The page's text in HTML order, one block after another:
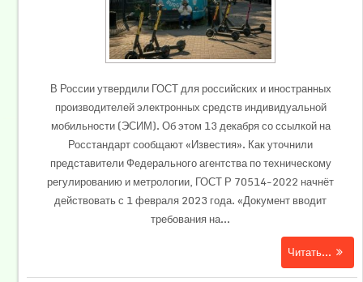
В России утвердили ГОСТ для российских и иностранных
производителей электронных средств индивидуальной
мобильности (ЭСИМ). Об этом 13 декабря со ссылкой на
Росстандарт сообщают «Известия». Как уточнили
представители Федерального агентства по техническому
регулированию и метрологии, ГОСТ Р 70514-2022 начнёт
действовать с 1 февраля 2023 года. «Документ вводит
требования на...
Читать...